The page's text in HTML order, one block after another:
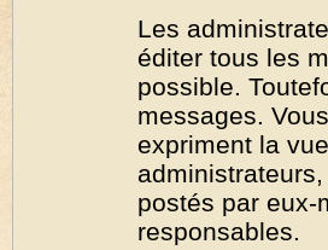
Les
éditer tous les
possible.
messages.
expriment la
postés par eux-
responsables.